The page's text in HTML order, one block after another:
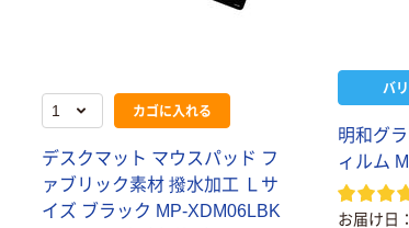
カゴに入れる
デスクマット マウスパッド フ
ァブリック素材 撥水加工 Ｌサ
イズ ブラック MP-XDM06LBK
バ
明和グ
ィルム
お届け日